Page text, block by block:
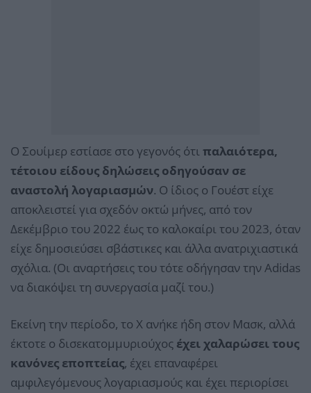
Ο Σουίμερ εστίασε στο γεγονός ότι παλαιότερα,
τέτοιου είδους δηλώσεις οδηγούσαν σε
αναστολή λογαριασμών. Ο ίδιος ο Γουέστ είχε
αποκλειστεί για σχεδόν οκτώ μήνες, από τον
Δεκέμβριο του 2022 έως το καλοκαίρι του 2023, όταν
είχε δημοσιεύσει σβάστικες και άλλα ανατριχιαστικά
σχόλια. (Οι αναρτήσεις του τότε οδήγησαν την Adidas
να διακόψει τη συνεργασία μαζί του.)
Εκείνη την περίοδο, το Χ ανήκε ήδη στον Μασκ, αλλά
έκτοτε ο δισεκατομμυριούχος έχει χαλαρώσει τους
κανόνες εποπτείας, έχει επαναφέρει
αμφιλεγόμενους λογαριασμούς και έχει περιορίσει